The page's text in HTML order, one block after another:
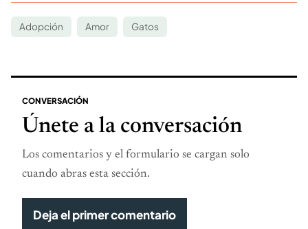
Adopción Amor Gatos
CONVERSACIÓN
Únete a la conversación
Los comentarios y el formulario se cargan solo
cuando abras esta sección.
Deja el primer comentario